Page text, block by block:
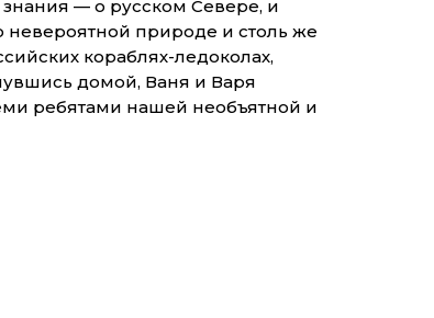
— о русском Севере, и
невероятной природе и столь же
кораблях-ледоколах,
домой, Ваня и Варя
ребятами нашей необъятной и